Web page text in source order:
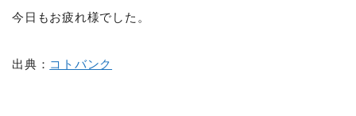
今日もお疲れ様でした。
出典： コトバンク